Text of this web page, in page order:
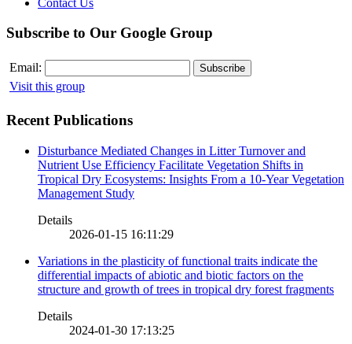
Subscribe to Our Google Group
Email:
Visit this group
Recent Publications
Disturbance Mediated Changes in Litter Turnover and
Nutrient Use Efficiency Facilitate Vegetation Shifts in
Tropical Dry Ecosystems: Insights From a 10-Year Vegetation
Management Study
Details
2026-01-15 16:11:29
Variations in the plasticity of functional traits indicate the
differential impacts of abiotic and biotic factors on the
structure and growth of trees in tropical dry forest fragments
Details
2024-01-30 17:13:25